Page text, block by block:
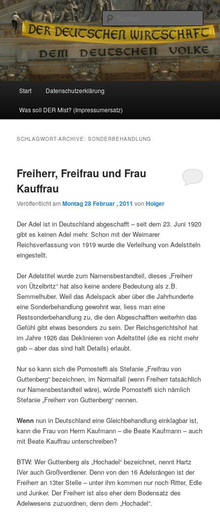
Reizzentrum
Politik, Wirtschaft, Soziales und Gesellschaft
Zum
Inhalt
Zum
sekundären
Start Datenschutzerklärung
Was soll DER Mist? (Impressumersatz)
SCHLAGWORT-ARCHIVE:SONDERBEHANDLUNG
Freiherr, Freifrau und Frau
Kauffrau
Veröffentlicht amMontag 28 Februar , 2011 vonHolger
Der Adel ist in Deutschland abgeschafft – seit dem 23. Juni 1920
gibt es keinen Adel mehr. Schon mit der Weimarer
Reichsverfassung von 1919 wurde die Verleihung von Adelstiteln
eingestellt.
Der Adelstitel wurde zum Namensbestandteil, dieses „Freiherr
von Ützelbritz“ hat also keine andere Bedeutung als z.B.
Semmelhuber. Weil das Adelspack aber über die Jahrhunderte
eine Sonderbehandlung gewohnt war, liess man eine
Restsonderbehandlung zu, die den Abgeschafften weiterhin das
Gefühl gibt etwas besonders zu sein. Der Reichsgerichtshof hat
im Jahre 1926 das Deklinieren von Adeltstitel (die es nicht mehr
gab – aber das sind halt Details) erlaubt.
Nur so kann sich die Pornosteffi als Stefanie „Freifrau von
Guttenberg“ bezeichnen, im Normalfall (wenn Freiherr tatsächlich
nur Namensbestandteil wäre), würde Pornosteffi sich nämlich
Stefanie „Freiherr von Guttenberg“ nennen.
Wenn nun in Deutschland eine Gleichbehandlung einklagbar ist,
kann die Frau von Herrn Kaufmann – die Beate Kaufmann – auch
mit Beate Kauffrau unterschreiben?
BTW: Wer Guttenberg als „Hochadel“ bezeichnet, nennt Hartz
IVer auch Großverdiener. Denn von den 16 Adelsrängen ist der
Freiherr an 13ter Stelle – unter ihm kommen nur noch Ritter, Edle
und Junker. Der Freiherr ist also eher dem Bodensatz des
Adelwesens zuzuordnen, denn dem „Hochadel“.